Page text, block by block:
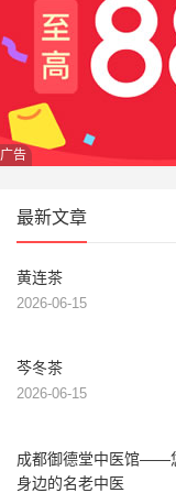
广告
最新文章
黄连茶
2026-06-15
芩冬茶
2026-06-15
成都御德堂中医馆——
身边的名老中医